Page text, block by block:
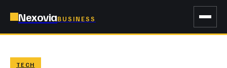
NexoviaBUSINESS
TECH